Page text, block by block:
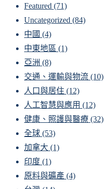
Featured (71)
Uncategorized (84)
中國 (4)
中東地區 (1)
亞洲 (8)
交通、運輸與物流 (10)
人口與居住 (12)
人工智慧與應用 (12)
健康、照護與醫療 (32)
全球 (53)
加拿大 (1)
印度 (1)
原料與礦產 (4)